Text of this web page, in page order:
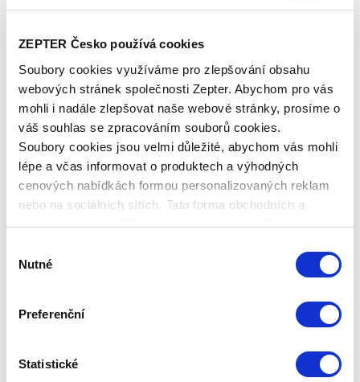
ZEPTER Česko používá cookies
Soubory cookies využíváme pro zlepšování obsahu
webových stránek společnosti Zepter. Abychom pro vás
mohli i nadále zlepšovat naše webové stránky, prosíme o
váš souhlas se zpracováním souborů cookies.
Soubory cookies jsou velmi důležité, abychom vás mohli
lépe a včas informovat o produktech a výhodných
cenových nabídkách formou personalizovaných reklam
nebo na sociálních sítích. Tato forma obchodních a
marketingových sdělení pro vás nebude obtěžující.
souhlasu
Nutné
Preferenční
Statistické
Základní cena 2 200,00 Kč
Zepter Club cena
Přihlaste se a zobrazí se vám cena pro
člena klubu.
Pouze členové klubu mají garanci
každého nákupu s přímým
zvýhodněním -5 % až -40 %!